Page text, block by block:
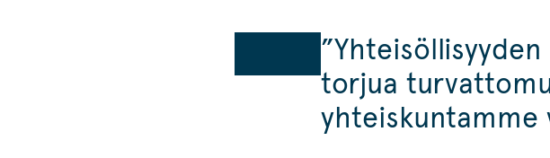
torjua
yhteiskuntamme